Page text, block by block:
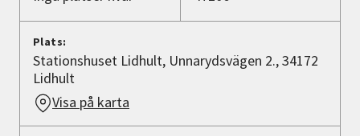
Plats:
Stationshuset Lidhult, Unnarydsvägen 2., 34172
Lidhult
Visa på karta